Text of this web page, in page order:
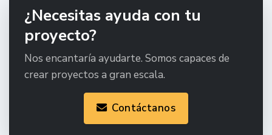
¿Necesitas ayuda con tu
proyecto?
Nos encantaría ayudarte. Somos capaces de
crear proyectos a gran escala.
Contáctanos